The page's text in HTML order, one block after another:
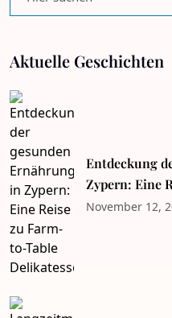
Aktuelle Geschichten
Entdeckung
Zypern: Eine
Delikatessen
November 12,